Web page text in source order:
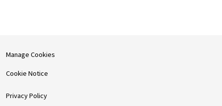
Manage Cookies
Cookie Notice
Privacy Policy